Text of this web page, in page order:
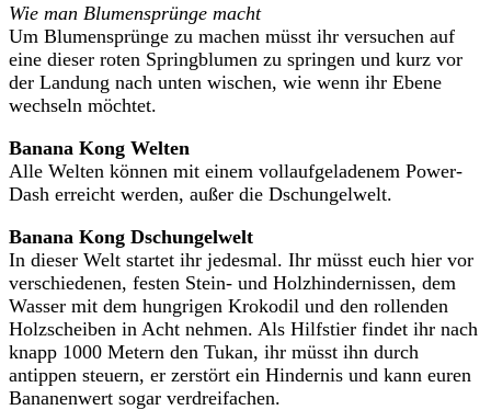
Wie man Blumensprünge macht
Um Blumensprünge zu machen müsst ihr versuchen auf
eine dieser roten Springblumen zu springen und kurz vor
der Landung nach unten wischen, wie wenn ihr Ebene
wechseln möchtet.
Banana Kong Welten
Alle Welten können mit einem vollaufgeladenem Power-
Dash erreicht werden, außer die Dschungelwelt.
Banana Kong Dschungelwelt
In dieser Welt startet ihr jedesmal. Ihr müsst euch hier vor
verschiedenen, festen Stein- und Holzhindernissen, dem
Wasser mit dem hungrigen Krokodil und den rollenden
Holzscheiben in Acht nehmen. Als Hilfstier findet ihr nach
knapp 1000 Metern den Tukan, ihr müsst ihn durch
antippen steuern, er zerstört ein Hindernis und kann euren
Bananenwert sogar verdreifachen.